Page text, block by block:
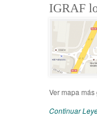
IGRAF
Ver mapa más
Continuar